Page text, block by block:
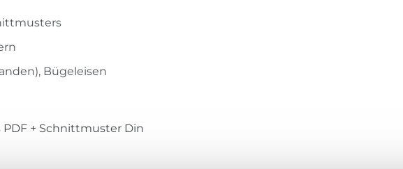
Bügeleisen
+ Schnittmuster Din